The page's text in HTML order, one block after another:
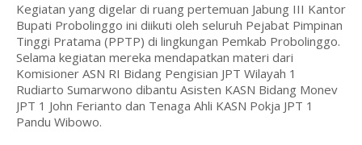
Kegiatan yang digelar di ruang pertemuan Jabung III Kantor
Bupati Probolinggo ini diikuti oleh seluruh Pejabat Pimpinan
Tinggi Pratama (PPTP) di lingkungan Pemkab Probolinggo.
Selama kegiatan mereka mendapatkan materi dari
Komisioner ASN RI Bidang Pengisian JPT Wilayah 1
Rudiarto Sumarwono dibantu Asisten KASN Bidang Monev
JPT 1 John Ferianto dan Tenaga Ahli KASN Pokja JPT 1
Pandu Wibowo.